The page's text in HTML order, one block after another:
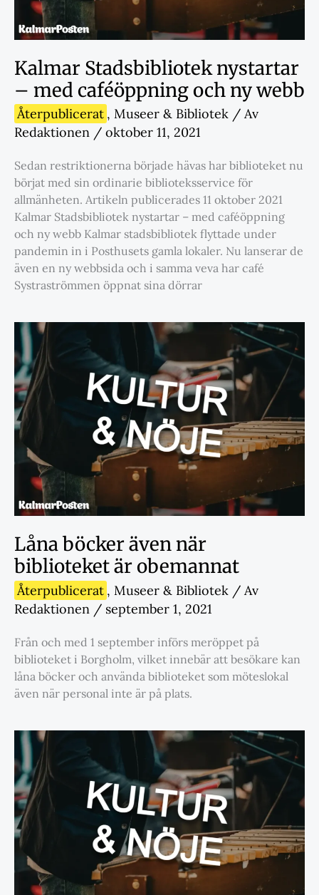
Kalmar Stadsbibliotek nystartar
– med caféöppning och ny webb
Återpublicerat , Museer & Bibliotek / Av
Redaktionen / oktober 11, 2021
Sedan restriktionerna började hävas har biblioteket nu
börjat med sin ordinarie biblioteksservice för
allmänheten. Artikeln publicerades 11 oktober 2021
Kalmar Stadsbibliotek nystartar – med caféöppning
och ny webb Kalmar stadsbibliotek flyttade under
pandemin in i Posthusets gamla lokaler. Nu lanserar de
även en ny webbsida och i samma veva har café
Systraströmmen öppnat sina dörrar
Låna böcker även när
biblioteket är obemannat
Återpublicerat , Museer & Bibliotek / Av
Redaktionen / september 1, 2021
Från och med 1 september införs meröppet på
biblioteket i Borgholm, vilket innebär att besökare kan
låna böcker och använda biblioteket som möteslokal
även när personal inte är på plats.